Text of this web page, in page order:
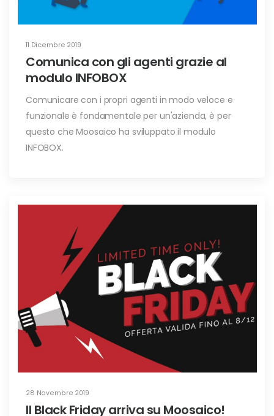
11 Dicembre 2019
Comunica con gli agenti grazie al
modulo INFOBOX
Comunicare con i propri agenti in modo veloce e
funzionale è fondamentale per un'azienda, è per
questo che Moosaico ha sviluppato il modulo
INFOBOX.
28 Novembre 2019
Il Black Friday arriva su Moosaico!